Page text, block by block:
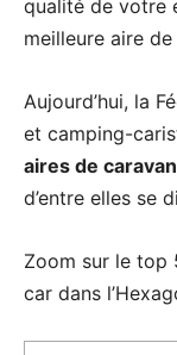
qualité de votre
meilleure aire
Aujourd’hui, la
et camping-
aires de
d’entre elles se
Zoom sur le top
car dans